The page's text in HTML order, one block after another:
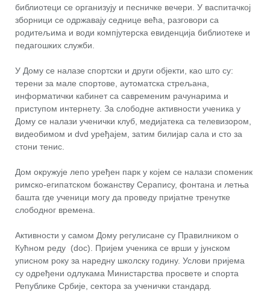
библиотеци се организују и песничке вечери. У васпитачкој
зборници се одржавају седнице већа, разговори са
родитељима и води компјутерска евиденција библиотеке и
педагошких служби.
У Дому се налазе спортски и други објекти, као што су:
терени за мале спортове, аутоматска стрељана,
информатички кабинет са савременим рачунарима и
приступом интернету. За слободне активности ученика у
Дому се налази ученички клуб, медијатека са телевизором,
видеобимом и dvd уређајем, затим билијар сала и сто за
стони тенис.
Дом окружује лепо уређен парк у којем се налази споменик
римско-египатском божанству Серапису, фонтана и летња
башта где ученици могу да проведу пријатне тренутке
слободног времена.
Активности у самом Дому регулисане су Правилником о
Кућном реду (doc). Пријем ученика се врши у јунском
уписном року за наредну школску годину. Услови пријема
су одређени одлукама Министарства просвете и спорта
Републике Србије, сектора за ученички стандард.